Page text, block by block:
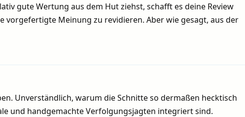
gute Wertung aus dem Hut ziehst, schafft es deine Review
vorgefertigte Meinung zu revidieren. Aber wie gesagt, aus der
Unverständlich, warum die Schnitte so dermaßen hecktisch
und handgemachte Verfolgungsjagten integriert sind.